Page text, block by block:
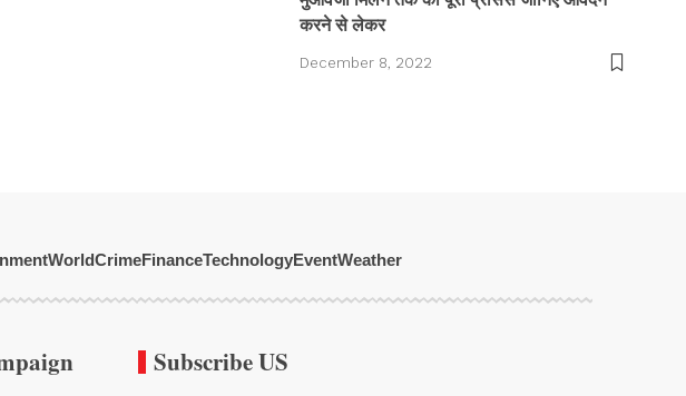
करने से लेकर
December 8, 2022
WorldCrimeFinanceTechnologyEventWeather
Subscribe US